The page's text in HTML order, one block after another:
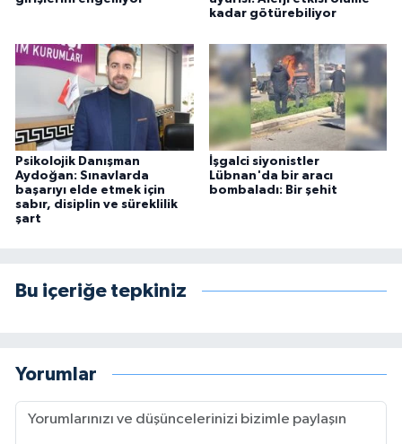
kadar götürebiliyor
Psikolojik Danışman
Aydoğan: Sınavlarda
başarıyı elde etmek için
sabır, disiplin ve süreklilik
şart
İşgalci siyonistler
Lübnan'da bir aracı
bombaladı: Bir şehit
Bu içeriğe tepkiniz
Yorumlar